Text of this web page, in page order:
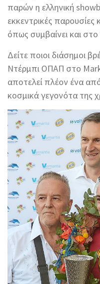
παρών η ελληνική
εκκεντρικές
όπως συμβαίνει και
Δείτε ποιοι διάσημοι
Ντέρμπι ΟΠΑΠ στο
αποτελεί πλέον ένα
κοσμικά γεγονότα της